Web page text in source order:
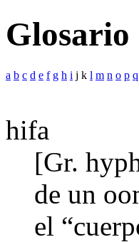
Glosario
a b c d e f g h i j k l m n o p q
hifa
[Gr.
de un
el